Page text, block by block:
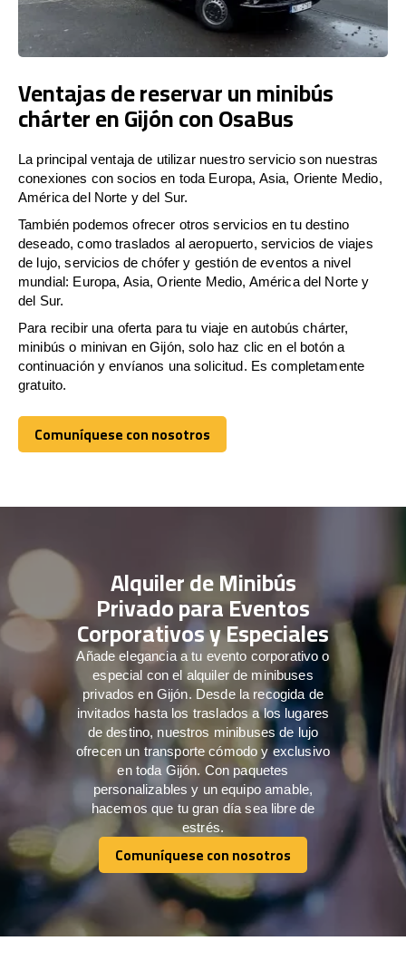
Ventajas de reservar un minibús
chárter en Gijón con OsaBus
La principal ventaja de utilizar nuestro servicio son nuestras
conexiones con socios en toda Europa, Asia, Oriente Medio,
América del Norte y del Sur.
También podemos ofrecer otros servicios en tu destino
deseado, como traslados al aeropuerto, servicios de viajes
de lujo, servicios de chófer y gestión de eventos a nivel
mundial: Europa, Asia, Oriente Medio, América del Norte y
del Sur.
Para recibir una oferta para tu viaje en autobús chárter,
minibús o minivan en Gijón, solo haz clic en el botón a
continuación y envíanos una solicitud. Es completamente
gratuito.
Comuníquese con nosotros
Comuníquese con nosotros
Alquiler de Minibús
Privado para Eventos
Corporativos y Especiales
Añade elegancia a tu evento corporativo o
especial con el alquiler de minibuses
privados en Gijón. Desde la recogida de
invitados hasta los traslados a los lugares
de destino, nuestros minibuses de lujo
ofrecen un transporte cómodo y exclusivo
en toda Gijón. Con paquetes
personalizables y un equipo amable,
hacemos que tu gran día sea libre de
estrés.
Comuníquese con nosotros
Comuníquese con nosotros